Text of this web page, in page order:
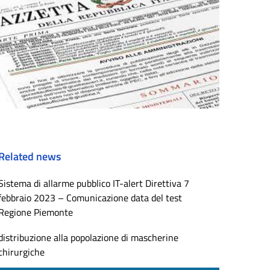
news
di allarme pubblico IT-alert Direttiva 7
2023 – Comunicazione data del test
Piemonte
alla popolazione di mascherine